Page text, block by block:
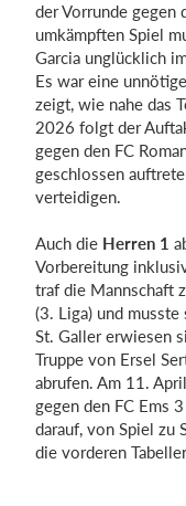
der Vorrunde gegen
umkämpften Spiel
Garcia unglücklich
Es war eine
zeigt, wie nahe das
2026 folgt der
gegen den FC
geschlossen
verteidigen.
Auch die Herren 1
Vorbereitung
traf die Mannschaft
(3. Liga) und
St. Galler erwiesen
Truppe von Ersel
abrufen. Am 11.
gegen den FC Ems
darauf, von Spiel zu
die vorderen